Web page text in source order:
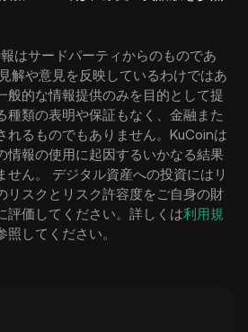
はサードパーティからのものであ
解や意見を反映しているわけではあ
般的な情報提供のみを目的として提
種類の表明や保証もなく、金融また
れるものでもありません。KuCoinは
情報の使用に起因するいかなる結果
せん。 デジタル資産への投資にはリ
リスクとリスク許容度をご自身の財
評価してください。詳しくは利用規
照してください。